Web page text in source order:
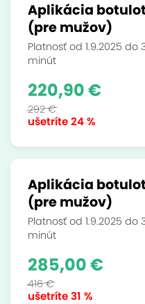
Aplikácia
(pre mužov)
Platnosť od 1.9.2025 do
minút
ušetríte24 %
220,90 €
292 €
Aplikácia
(pre mužov)
Platnosť od 1.9.2025 do
minút
ušetríte31 %
285,00 €
416 €